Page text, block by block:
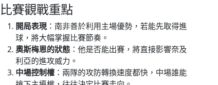
比賽觀戰重點
開局表現：南非善於利用主場優勢，若能先取得進
球，將大幅掌握比賽節奏。
奧斯梅恩的狀態 ：他是否能出賽，將直接影響奈及
利亞的進攻威力。
中場控制權 ：兩隊的攻防轉換速度都快，中場誰能